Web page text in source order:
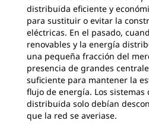
distribuida eficiente y
para sustituir o evitar la
eléctricas. En el pasado,
renovables y la energía
una pequeña fracción del
presencia de grandes
suficiente para mantener la
flujo de energía. Los
distribuida solo debían
que la red se averiase.